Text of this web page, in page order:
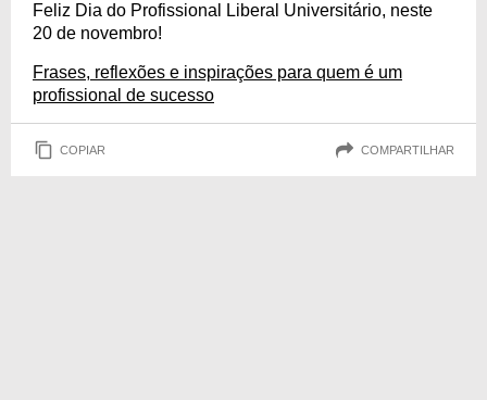
Feliz Dia do Profissional Liberal Universitário, neste
20 de novembro!
Frases, reflexões e inspirações para quem é um
profissional de sucesso
COPIAR COMPARTILHAR